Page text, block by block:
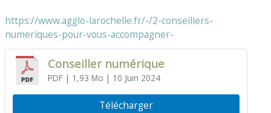
https://www.agglo-larochelle.fr/-/2-conseillers-
numeriques-pour-vous-accompagner-
Conseiller numérique
PDF| 1,93 Mo | 10 Juin 2024
Télécharger